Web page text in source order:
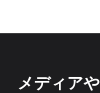
メディアや